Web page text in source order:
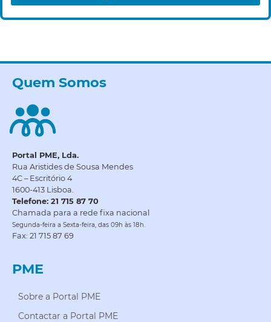
Quem Somos
Portal PME, Lda.
Rua Aristides de Sousa Mendes
4C – Escritório 4
1600-413 Lisboa.
Telefone: 21 715 87 70
Chamada para a rede fixa nacional
Segunda-feira a Sexta-feira, das 09h às 18h.
Fax: 21 715 87 69
PME
Sobre a Portal PME
Contactar a Portal PME